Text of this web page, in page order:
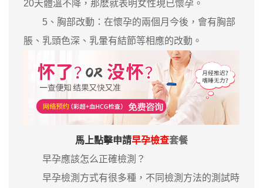
20天體溫不降，那麽就表明女性現已懷孕。
5、胸部改動：在懷孕的兩個月今後，會有胸部
脹、乳頭色深、乳暈有結節等相應的改動。
馬上點擊申請早孕檢查套餐
早孕應該怎么正確檢測？
早孕檢測方式有很多種，不同檢測方法的測試時